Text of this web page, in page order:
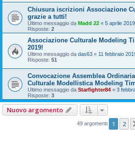
Chiusura iscrizioni Associazione
grazie a tutti!
Ultimo messaggio da Madd 22 « 5 aprile
Risposte: 2
Associazione Culturale Modeling
2019!
Ultimo messaggio da das63 « 11 febbraio
Risposte: 51
Convocazione Assemblea
Culturale Modellistica Modeling
Ultimo messaggio da Starfighter84 « 3
Risposte: 3
Nuovo argomento
49 argomenti 1 2